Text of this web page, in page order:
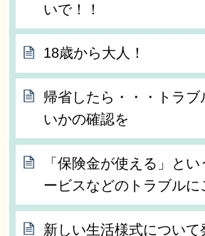
いで！！
18歳から大人！
帰省したら・・・トラブ
いかの確認を
「保険金が使える」と
ービスなどのトラブルに
新しい生活様式について